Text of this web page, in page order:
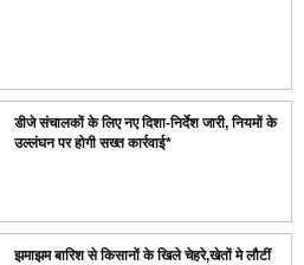
डीजे संचालकों के लिए नए दिशा-निर्देश जारी, नियमों के
उल्लंघन पर होगी सख्त कार्रवाई*
झमाझम बारिश से किसानों के खिले चेहरे,खेतों मे लौटीं